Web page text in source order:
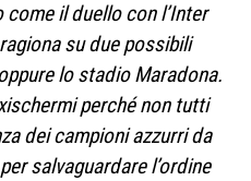
il duello con l’Inter
su due possibili
lo stadio Maradona.
perché non tutti
dei campioni azzurri da
salvaguardare l’ordine